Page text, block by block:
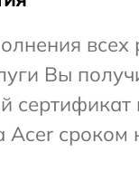
всех
Вы
сертификат
Acer сроком